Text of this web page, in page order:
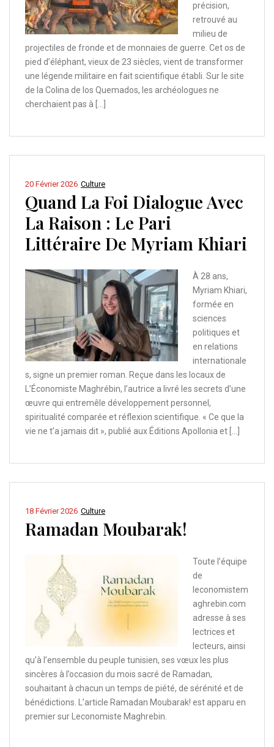
précision,
retrouvé au
milieu de
projectiles de fronde et de monnaies de guerre. Cet os de
pied d’éléphant, vieux de 23 siècles, vient de transformer
une légende militaire en fait scientifique établi. Sur le site
de la Colina de los Quemados, les archéologues ne
cherchaient pas à […]
Culture
20 Février 2026
Quand La Foi Dialogue Avec
La Raison : Le Pari
Littéraire De Myriam Khiari
À 28 ans,
Myriam Khiari,
formée en
sciences
politiques et
en relations
internationale
s, signe un premier roman. Reçue dans les locaux de
L’Économiste Maghrébin, l’autrice a livré les secrets d’une
œuvre qui entremêle développement personnel,
spiritualité comparée et réflexion scientifique. « Ce que la
vie ne t’a jamais dit », publié aux Éditions Apollonia et […]
Culture
18 Février 2026
Ramadan Moubarak!
Toute l’équipe
de
leconomistem
aghrebin.com
adresse à ses
lectrices et
lecteurs, ainsi
qu’à l’ensemble du peuple tunisien, ses vœux les plus
sincères à l’occasion du mois sacré de Ramadan,
souhaitant à chacun un temps de piété, de sérénité et de
bénédictions. L’article Ramadan Moubarak! est apparu en
premier sur Leconomiste Maghrebin.